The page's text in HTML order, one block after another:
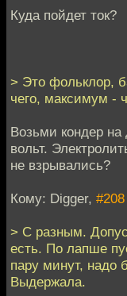
Куда пойдет ток?
> Это фольклор,
чего, максимум -
Возьми кондер на
вольт.
не взрывались?
Кому: Digger, #208
> С разным.
есть. По лапше
пару минут, надо
Выдержала.